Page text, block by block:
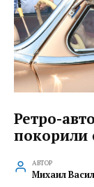
Ретро-
покорили
АВТОР
Михаил